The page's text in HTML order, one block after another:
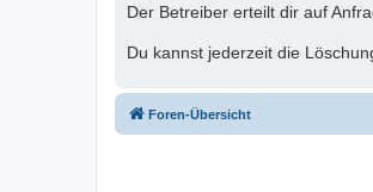
Der Betreiber erteilt dir auf
Du kannst jederzeit die
Foren-Übersicht